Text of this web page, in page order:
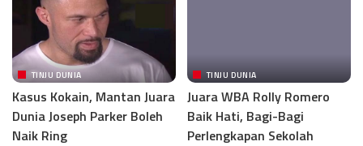
TINJU DUNIA
Kasus Kokain, Mantan Juara
Dunia Joseph Parker Boleh
Naik Ring
TINJU DUNIA
Juara WBA Rolly Romero
Baik Hati, Bagi-Bagi
Perlengkapan Sekolah